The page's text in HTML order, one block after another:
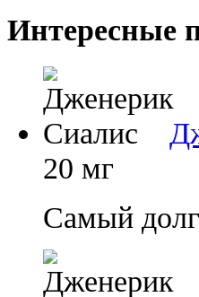
Интересные
20 мг
Самый